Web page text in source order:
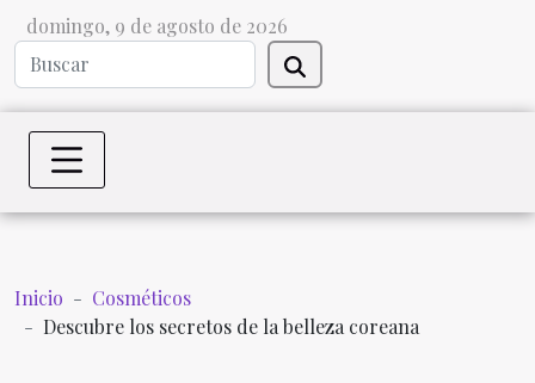
domingo, 9 de agosto de 2026
Inicio
Cosméticos
Descubre los secretos de la belleza coreana